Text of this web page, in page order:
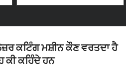
ਕਟਿੰਗ ਮਸ਼ੀਨ ਕੌਣ ਵਰਤਦਾ ਹੈ
ਕੀ ਕਹਿੰਦੇ ਹਨ